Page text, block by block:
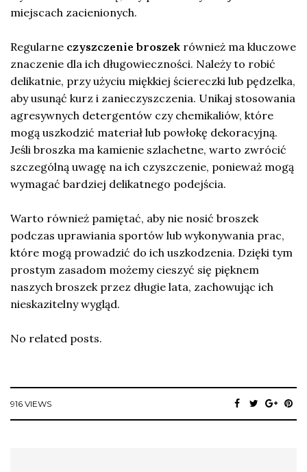
miejscach zacienionych.
Regularne czyszczenie broszek również ma kluczowe
znaczenie dla ich długowieczności. Należy to robić
delikatnie, przy użyciu miękkiej ściereczki lub pędzelka,
aby usunąć kurz i zanieczyszczenia. Unikaj stosowania
agresywnych detergentów czy chemikaliów, które
mogą uszkodzić materiał lub powłokę dekoracyjną.
Jeśli broszka ma kamienie szlachetne, warto zwrócić
szczególną uwagę na ich czyszczenie, ponieważ mogą
wymagać bardziej delikatnego podejścia.
Warto również pamiętać, aby nie nosić broszek
podczas uprawiania sportów lub wykonywania prac,
które mogą prowadzić do ich uszkodzenia. Dzięki tym
prostym zasadom możemy cieszyć się pięknem
naszych broszek przez długie lata, zachowując ich
nieskazitelny wygląd.
No related posts.
916 VIEWS